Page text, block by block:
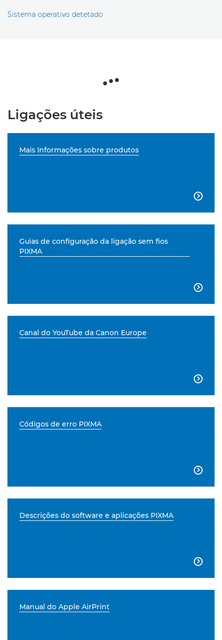
Sistema operativo detetado
Ligações úteis
Mais Informações sobre produtos

Guias de configuração da ligação sem fios
PIXMA

Canal do YouTube da Canon Europe

Códigos de erro PIXMA

Descrições do software e aplicações PIXMA

Manual do Apple AirPrint